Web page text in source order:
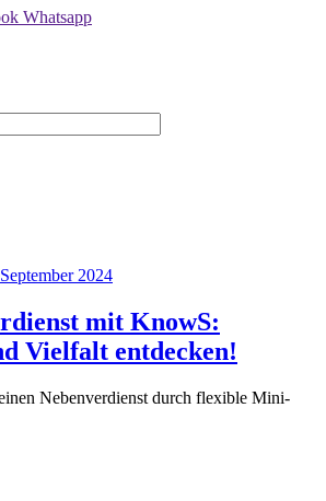
Whatsapp
2024
mit KnowS:
Vielfalt entdecken!
Nebenverdienst durch flexible Mini-